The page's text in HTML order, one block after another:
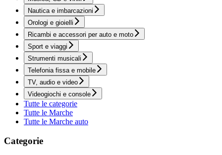
Nautica e imbarcazioni
Orologi e gioielli
Ricambi e accessori per auto e moto
Sport e viaggi
Strumenti musicali
Telefonia fissa e mobile
TV, audio e video
Videogiochi e console
Tutte le categorie
Tutte le Marche
Tutte le Marche auto
Categorie